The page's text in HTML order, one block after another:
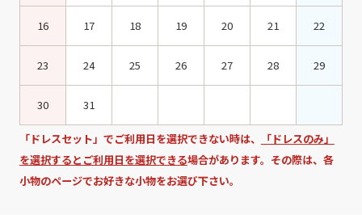
16 17 18 19 20 21 22
23 24 25 26 27 28 29
30 31
「ドレスセット」でご利用日を選択できない時は、
「ドレスのみ」
を選択するとご利用日を選択できる場合があります。その際は、各
小物のページでお好きな小物をお選び下さい。